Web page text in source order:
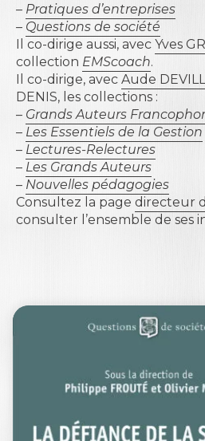
– Pratiques d’entreprises
– Questions de société
Il co-dirige aussi, avec Yves
collection EMScoach.
Il co-dirige, avec Aude
DENIS, les collections :
– Grands Auteurs
– Les Essentiels de la Gestion
– Lectures-Relectures
– Les Grands Auteurs
– Nouvelles pédagogies
Consultez la page directeur
consulter l’ensemble de ses